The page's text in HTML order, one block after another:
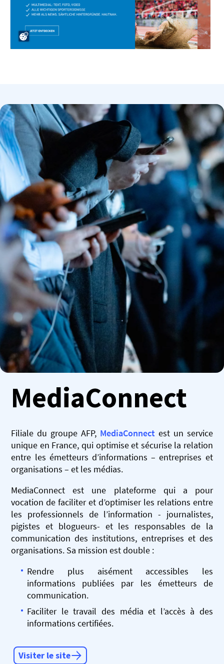
MediaConnect
Filiale du groupe AFP, MediaConnect est un service
unique en France, qui optimise et sécurise la relation
entre les émetteurs d’informations – entreprises et
organisations – et les médias.
MediaConnect est une plateforme qui a pour
vocation de faciliter et d’optimiser les relations entre
les professionnels de l’information - journalistes,
pigistes et blogueurs- et les responsables de la
communication des institutions, entreprises et des
organisations. Sa mission est double :
Rendre plus aisément accessibles les
informations publiées par les émetteurs de
communication.
Faciliter le travail des média et l’accès à des
informations certifiées.
Visiter le site